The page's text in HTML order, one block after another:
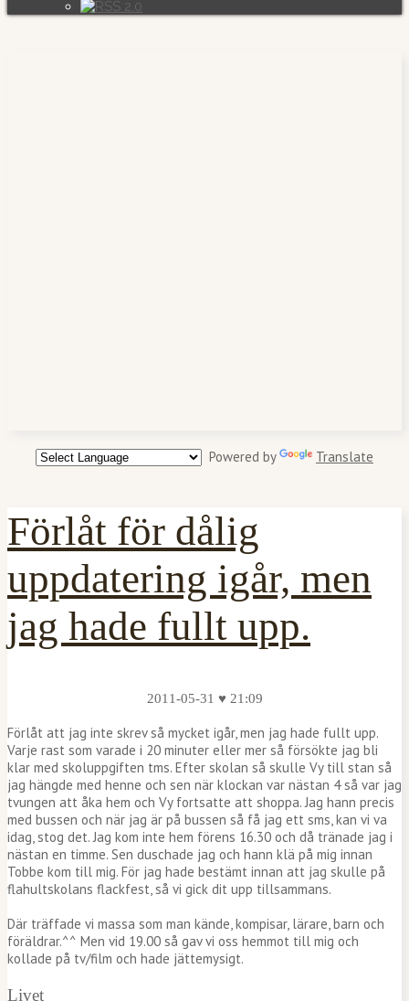
Powered by Translate
Förlåt för dålig
uppdatering igår, men
jag hade fullt upp.
2011-05-31 ♥ 21:09
Förlåt att jag inte skrev så mycket igår, men jag hade fullt upp.
Varje rast som varade i 20 minuter eller mer så försökte jag bli
klar med skoluppgiften tms. Efter skolan så skulle Vy till stan så
jag hängde med henne och sen när klockan var nästan 4 så var jag
tvungen att åka hem och Vy fortsatte att shoppa. Jag hann precis
med bussen och när jag är på bussen så få jag ett sms, kan vi va
idag, stog det. Jag kom inte hem förens 16.30 och då tränade jag i
nästan en timme. Sen duschade jag och hann klä på mig innan
Tobbe kom till mig. För jag hade bestämt innan att jag skulle på
flahultskolans flackfest, så vi gick dit upp tillsammans.
Där träffade vi massa som man kände, kompisar, lärare, barn och
föräldrar.^^ Men vid 19.00 så gav vi oss hemmot till mig och
kollade på tv/film och hade jättemysigt.
Livet